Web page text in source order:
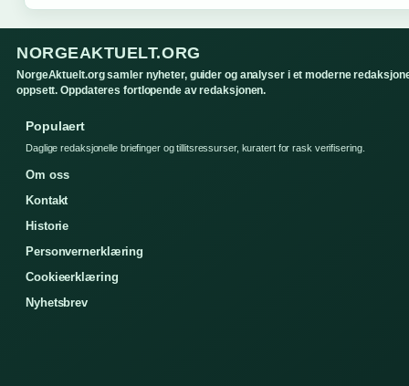
NORGEAKTUELT.ORG
NorgeAktuelt.org samler nyheter, guider og analyser i et moderne
oppsett. Oppdateres fortlopende av redaksjonen.
Populaert
Daglige redaksjonelle briefinger og tillitsressurser, kuratert for rask verifisering.
Om oss
Kontakt
Historie
Personvernerklæring
Cookieerklæring
Nyhetsbrev